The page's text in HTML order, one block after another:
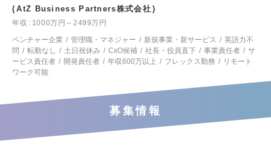
AtZ Business Partners株式会社
年収
1000万円～2499万円
ベンチャー企業
管理職・マネジャー 新規事業・新サービス
英語力不
問
転勤なし 土日祝休み CxO候補 社長・役員直下 事業責任者
サ
ービス責任者
開発責任者 年収600万以上 フレックス勤務
リモート
ワーク可能
募集情報